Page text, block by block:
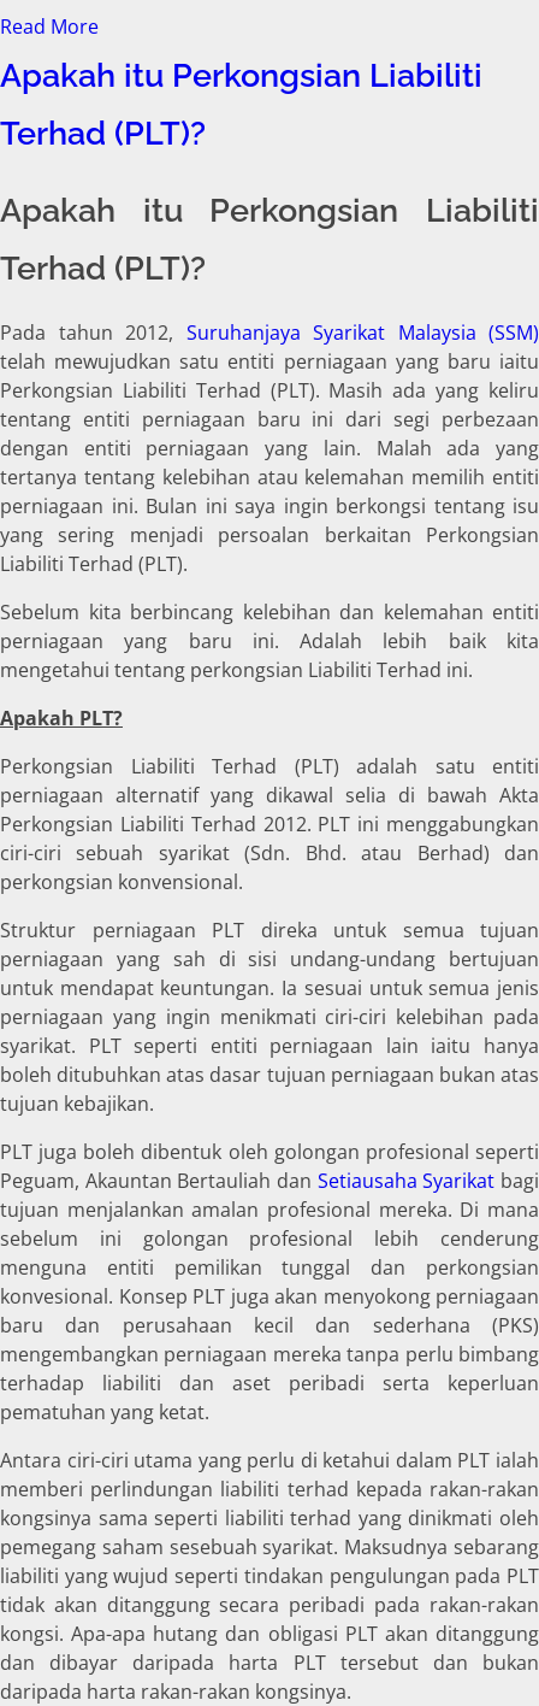
Read More
Apakah itu Perkongsian Liabiliti
Terhad (PLT)?
Apakah itu Perkongsian Liabiliti
Terhad (PLT)?
Pada tahun 2012, Suruhanjaya Syarikat Malaysia (SSM)
telah mewujudkan satu entiti perniagaan yang baru iaitu
Perkongsian Liabiliti Terhad (PLT). Masih ada yang keliru
tentang entiti perniagaan baru ini dari segi perbezaan
dengan entiti perniagaan yang lain. Malah ada yang
tertanya tentang kelebihan atau kelemahan memilih entiti
perniagaan ini. Bulan ini saya ingin berkongsi tentang isu
yang sering menjadi persoalan berkaitan Perkongsian
Liabiliti Terhad (PLT).
Sebelum kita berbincang kelebihan dan kelemahan entiti
perniagaan yang baru ini. Adalah lebih baik kita
mengetahui tentang perkongsian Liabiliti Terhad ini.
Apakah PLT?
Perkongsian Liabiliti Terhad (PLT) adalah satu entiti
perniagaan alternatif yang dikawal selia di bawah Akta
Perkongsian Liabiliti Terhad 2012. PLT ini menggabungkan
ciri-ciri sebuah syarikat (Sdn. Bhd. atau Berhad) dan
perkongsian konvensional.
Struktur perniagaan PLT direka untuk semua tujuan
perniagaan yang sah di sisi undang-undang bertujuan
untuk mendapat keuntungan. Ia sesuai untuk semua jenis
perniagaan yang ingin menikmati ciri-ciri kelebihan pada
syarikat. PLT seperti entiti perniagaan lain iaitu hanya
boleh ditubuhkan atas dasar tujuan perniagaan bukan atas
tujuan kebajikan.
PLT juga boleh dibentuk oleh golongan profesional seperti
Peguam, Akauntan Bertauliah dan Setiausaha Syarikat bagi
tujuan menjalankan amalan profesional mereka. Di mana
sebelum ini golongan profesional lebih cenderung
menguna entiti pemilikan tunggal dan perkongsian
konvesional. Konsep PLT juga akan menyokong perniagaan
baru dan perusahaan kecil dan sederhana (PKS)
mengembangkan perniagaan mereka tanpa perlu bimbang
terhadap liabiliti dan aset peribadi serta keperluan
pematuhan yang ketat.
Antara ciri-ciri utama yang perlu di ketahui dalam PLT ialah
memberi perlindungan liabiliti terhad kepada rakan-rakan
kongsinya sama seperti liabiliti terhad yang dinikmati oleh
pemegang saham sesebuah syarikat. Maksudnya sebarang
liabiliti yang wujud seperti tindakan pengulungan pada PLT
tidak akan ditanggung secara peribadi pada rakan-rakan
kongsi. Apa-apa hutang dan obligasi PLT akan ditanggung
dan dibayar daripada harta PLT tersebut dan bukan
daripada harta rakan-rakan kongsinya.